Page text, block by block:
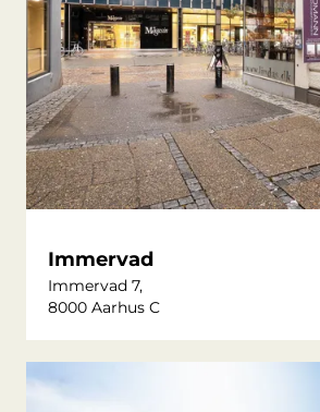
Immervad
Immervad 7,
8000 Aarhus C